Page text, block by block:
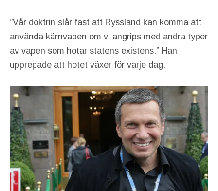
”Vår doktrin slår fast att Ryssland kan komma att
använda kärnvapen om vi angrips med andra typer
av vapen som hotar statens existens.” Han
upprepade att hotet växer för varje dag.